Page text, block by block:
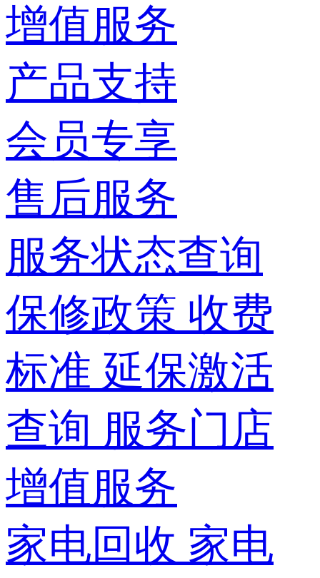
增值服务
产品支持
会员专享
售后服务
服务状态查询
保修政策 收费
标准 延保激活
查询 服务门店
增值服务
家电回收 家电